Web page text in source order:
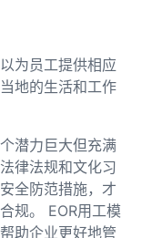
为员工提供相应
地的生活和工作
潜力巨大但充满
律法规和文化习
全防范措施，才
规。 EOR用工模
助企业更好地管